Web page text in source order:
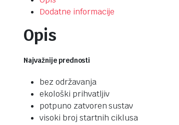
Dodatne informacije
Opis
Najvažnije prednosti
bez održavanja
ekološki prihvatljiv
potpuno zatvoren sustav
visoki broj startnih ciklusa